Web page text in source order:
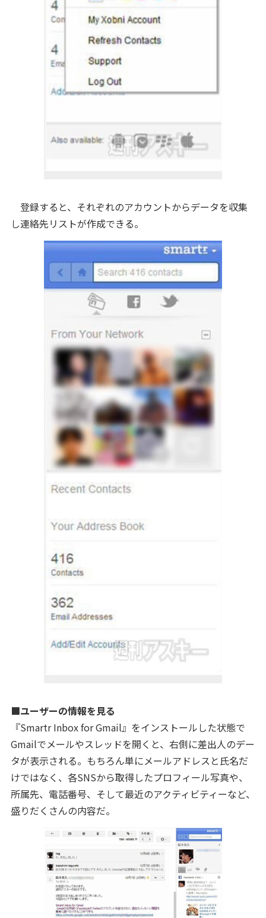
登録すると、それぞれのアカウントからデータを収集
し連絡先リストが作成できる。
■ユーザーの情報を見る
『Smartr Inbox for Gmail』をインストールした状態で
Gmailでメールやスレッドを開くと、右側に差出人のデー
タが表示される。もちろん単にメールアドレスと氏名だ
けではなく、各SNSから取得したプロフィール写真や、
所属先、電話番号、そして最近のアクティビティーなど、
盛りだくさんの内容だ。